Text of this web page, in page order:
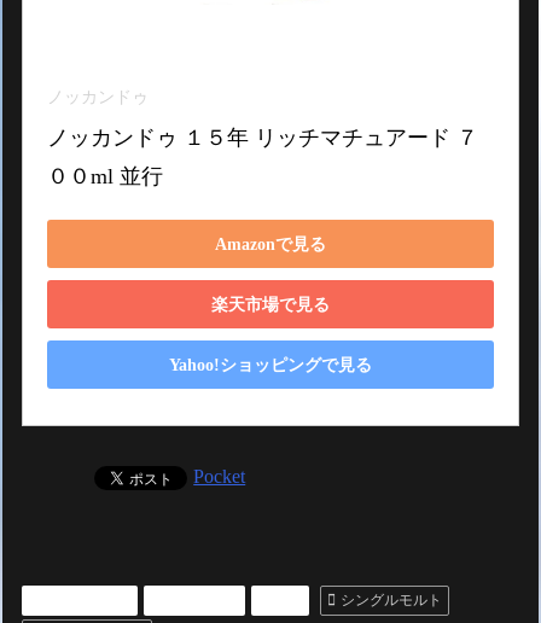
ノッカンドゥ
ノッカンドゥ １５年 リッチマチュアード ７
００ml 並行
Amazonで見る
楽天市場で見る
Yahoo!ショッピングで見る
Pocket
シングルモルト